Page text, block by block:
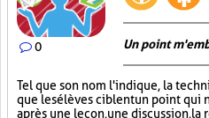
0 Un point
Tel que son nom l'indique, la
que les élèves ciblent un point qui
après une leçon, une discussion,